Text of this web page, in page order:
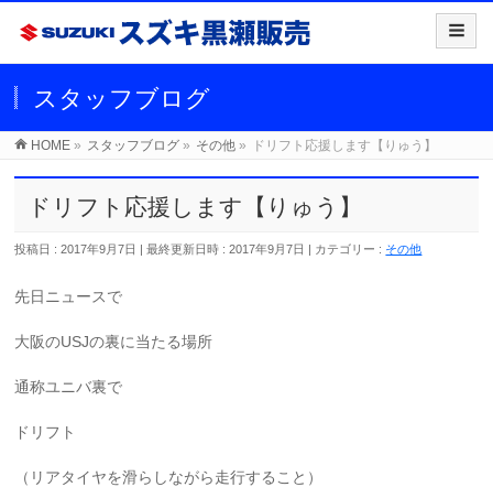
スタッフブログ
HOME » スタッフブログ » その他 » ドリフト応援します【りゅう】
ドリフト応援します【りゅう】
投稿日 : 2017年9月7日 最終更新日時 : 2017年9月7日 カテゴリー : その他
先日ニュースで
大阪のUSJの裏に当たる場所
通称ユニバ裏で
ドリフト
（リアタイヤを滑らしながら走行すること）